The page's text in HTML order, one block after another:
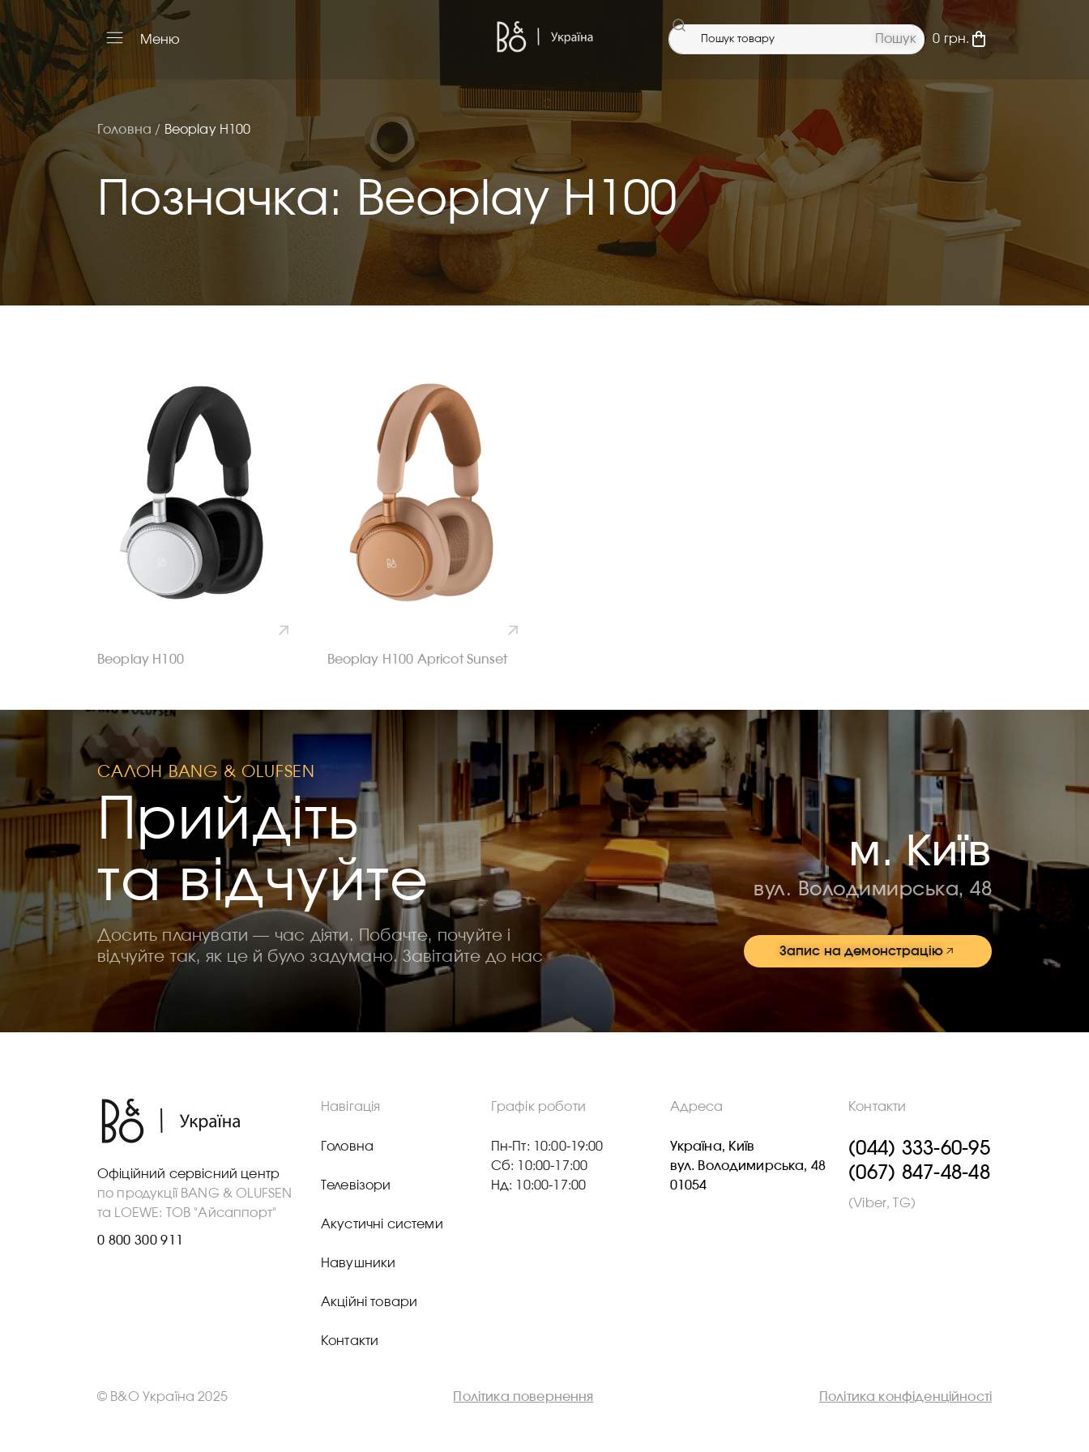
Меню Пошук 0 грн.
Головна / Beoplay H100
Позначка: Beoplay H100
Beoplay H100 Beoplay H100 Apricot Sunset
САЛОН BANG & OLUFSEN
Прийдіть
та відчуйте
Досить планувати — час діяти. Побачте, почуйте і
відчуйте так, як це й було задумано. Завітайте до нас
м. Київ
вул. Володимирська, 48
Запис на демонстрацію
Офіційний сервісний центр
по продукції BANG & OLUFSEN
та LOEWE: ТОВ "Айсаппорт"
0 800 300 911
Навігація
Головна
Телевізори
Акустичні системи
Навушники
Акційні товари
Контакти
Графік роботи
Пн-Пт: 10:00-19:00
Сб: 10:00-17:00
Нд: 10:00-17:00
Адреса
Україна, Київ
вул. Володимирська, 48
01054
Контакти
(044) 333-60-95
(067) 847-48-48
(Viber, TG)
© B&O Україна 2025 Політика повернення Політика конфіденційності